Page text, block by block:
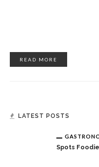
READ MORE
LATEST POSTS
Spots